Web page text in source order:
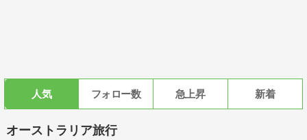
人気 フォロー数 急上昇 新着
オーストラリア旅行